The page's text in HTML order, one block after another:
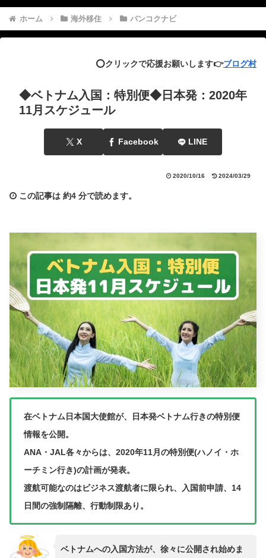
ホーム 海外移住 バンコクナビ
⭕️クリックで応援お願いします👉ブログ村
◆ベトナム入国：特別便◆日本発：2020年
11月スケジュール
X Facebook LINE
2020/10/16 2024/03/29
この記事は 約4 分で読めます。
在ベトナム日本国大使館が、日本発ベトナム行きの特別便
情報を公開。
ANA・JAL各々からは、2020年11月の特別便(ハノイ・ホ
ーチミン行き)の計画が発表。
渡航可能なのはビジネス渡航者に限られ、入国前申請、14
日間の強制隔離、行動制限あり。
ベトナムへの入国方法が、徐々に公開され始めま